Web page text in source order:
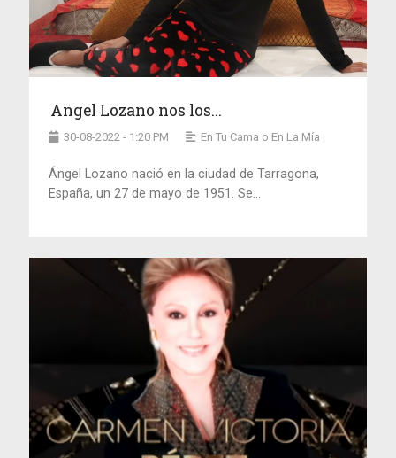
Angel Lozano nos los...
30-08-2022 - 1:20 PM En Tu Cama o En La Mía
Ángel Lozano nació en la ciudad de Tarragona,
España, un 27 de mayo de 1951. Se...